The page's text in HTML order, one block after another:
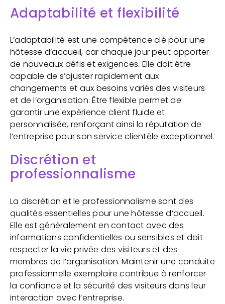
Adaptabilité et flexibilité
L’adaptabilité est une compétence clé pour une
hôtesse d’accueil, car chaque jour peut apporter
de nouveaux défis et exigences. Elle doit être
capable de s’ajuster rapidement aux
changements et aux besoins variés des visiteurs
et de l’organisation. Être flexible permet de
garantir une expérience client fluide et
personnalisée, renforçant ainsi la réputation de
l’entreprise pour son service clientèle exceptionnel.
Discrétion et
professionnalisme
La discrétion et le professionnalisme sont des
qualités essentielles pour une hôtesse d’accueil.
Elle est généralement en contact avec des
informations confidentielles ou sensibles et doit
respecter la vie privée des visiteurs et des
membres de l’organisation. Maintenir une conduite
professionnelle exemplaire contribue à renforcer
la confiance et la sécurité des visiteurs dans leur
interaction avec l’entreprise.